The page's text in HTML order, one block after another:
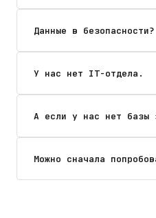
Данные в безопасности?
У нас нет IT-отдела.
А если у нас нет базы
Можно сначала